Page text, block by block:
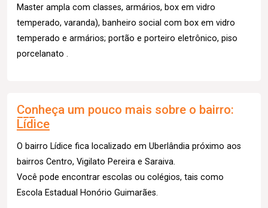
Master ampla com classes, armários, box em vidro
temperado, varanda), banheiro social com box em vidro
temperado e armários; portão e porteiro eletrônico, piso
porcelanato .
Conheça um pouco mais sobre o bairro:
Lídice
O bairro Lídice fica localizado em Uberlândia próximo aos
bairros Centro, Vigilato Pereira e Saraiva.
Você pode encontrar escolas ou colégios, tais como
Escola Estadual Honório Guimarães.